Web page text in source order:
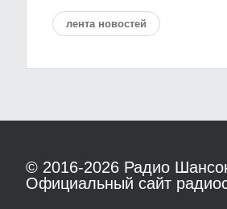
лента новостей
© 2016-2026 Радио
Официальный сайт